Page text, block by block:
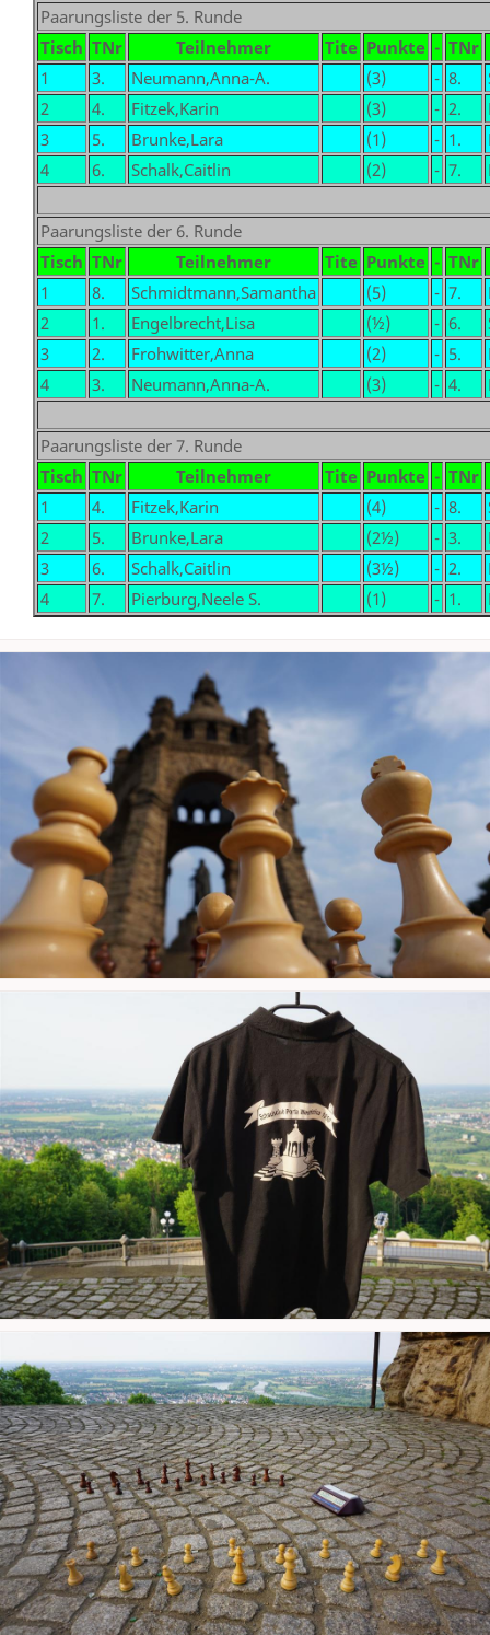
Paarungsliste der 5. Runde
Tisch TNr Teilnehmer Tite Punkte - TNr
1
3. Neumann,Anna-A. (3) - 8.
2
4. Fitzek,Karin (3) - 2.
3
5. Brunke,Lara (1) - 1.
4
6. Schalk,Caitlin (2) - 7.
Paarungsliste der 6. Runde
Tisch TNr Teilnehmer Tite Punkte - TNr
1
8. Schmidtmann,Samantha (5) - 7.
2
1. Engelbrecht,Lisa (½) - 6.
3
2. Frohwitter,Anna (2) - 5.
4
3. Neumann,Anna-A. (3) - 4.
Paarungsliste der 7. Runde
Tisch TNr Teilnehmer Tite Punkte - TNr
1
4. Fitzek,Karin (4) - 8.
2
5. Brunke,Lara (2½) - 3.
3
6. Schalk,Caitlin (3½) - 2.
4
7. Pierburg,Neele S. (1) - 1.